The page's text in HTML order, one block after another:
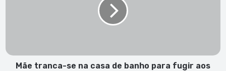
fugir
Mãe tranca-se na casa de banho para fugir aos